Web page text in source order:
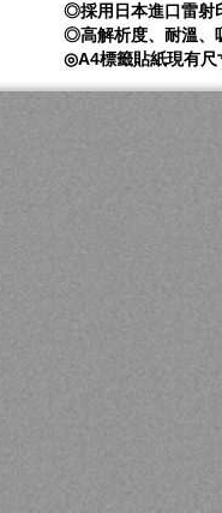
◎採用日本進口雷射
◎高解析度、耐溫、
◎A4標籤貼紙現有尺